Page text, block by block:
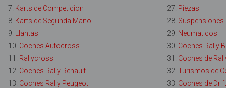
7. Karts de Competicion 27. Piezas
8. Karts de Segunda Mano 28. Suspensiones
9.
Llantas 29. Neumaticos
10. Coches Autocross 30. Coches Rally
11. Rallycross 31. Coches de
12. Coches Rally Renault 32. Turismos de
13. Coches Rally Peugeot 33. Coches de Drift